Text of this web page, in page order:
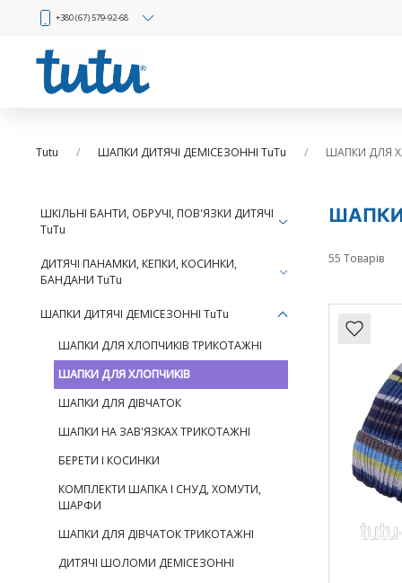
+380 (67) 579-92-68
Tutu ШАПКИ ДИТЯЧІ ДЕМІСЕЗОННІ TuTu ШАПКИ ДЛЯ
ШКІЛЬНІ БАНТИ, ОБРУЧІ, ПОВ'ЯЗКИ ДИТЯЧІ
TuTu
ДИТЯЧІ ПАНАМКИ, КЕПКИ, КОСИНКИ,
БАНДАНИ TuTu
ШАПКИ ДИТЯЧІ ДЕМІСЕЗОННІ TuTu
ШАПКИ ДЛЯ ХЛОПЧИКІВ ТРИКОТАЖНІ
ШАПКИ ДЛЯ ХЛОПЧИКІВ
ШАПКИ ДЛЯ ДІВЧАТОК
ШАПКИ НА ЗАВ'ЯЗКАХ ТРИКОТАЖНІ
БЕРЕТИ І КОСИНКИ
КОМПЛЕКТИ ШАПКА І СНУД, ХОМУТИ,
ШАРФИ
ШАПКИ ДЛЯ ДІВЧАТОК ТРИКОТАЖНІ
ДИТЯЧІ ШОЛОМИ ДЕМІСЕЗОННІ
ШАПКИ
55 Товарів